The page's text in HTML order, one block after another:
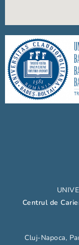
Centrul de
Cluj-Napoca,